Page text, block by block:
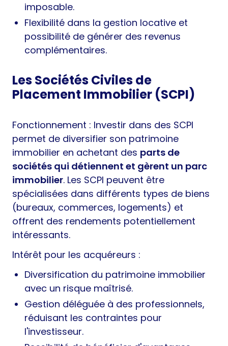
imposable.
Flexibilité dans la gestion locative et
possibilité de générer des revenus
complémentaires.
Les Sociétés Civiles de
Placement Immobilier (SCPI)
Fonctionnement : Investir dans des SCPI
permet de diversifier son patrimoine
immobilier en achetant des parts de
sociétés qui détiennent et gèrent un parc
immobilier. Les SCPI peuvent être
spécialisées dans différents types de biens
(bureaux, commerces, logements) et
offrent des rendements potentiellement
intéressants.
Intérêt pour les acquéreurs :
Diversification du patrimoine immobilier
avec un risque maîtrisé.
Gestion déléguée à des professionnels,
réduisant les contraintes pour
l'investisseur.